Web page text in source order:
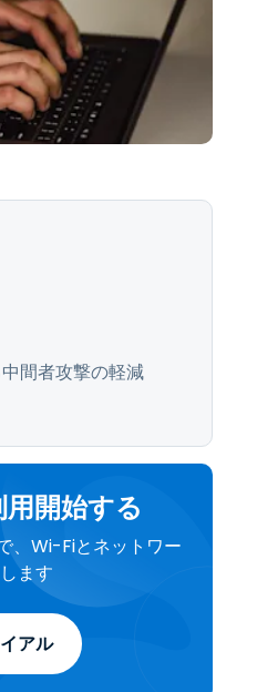
間者攻撃の軽減
開始する
、Wi-Fiとネットワー
ます
アル